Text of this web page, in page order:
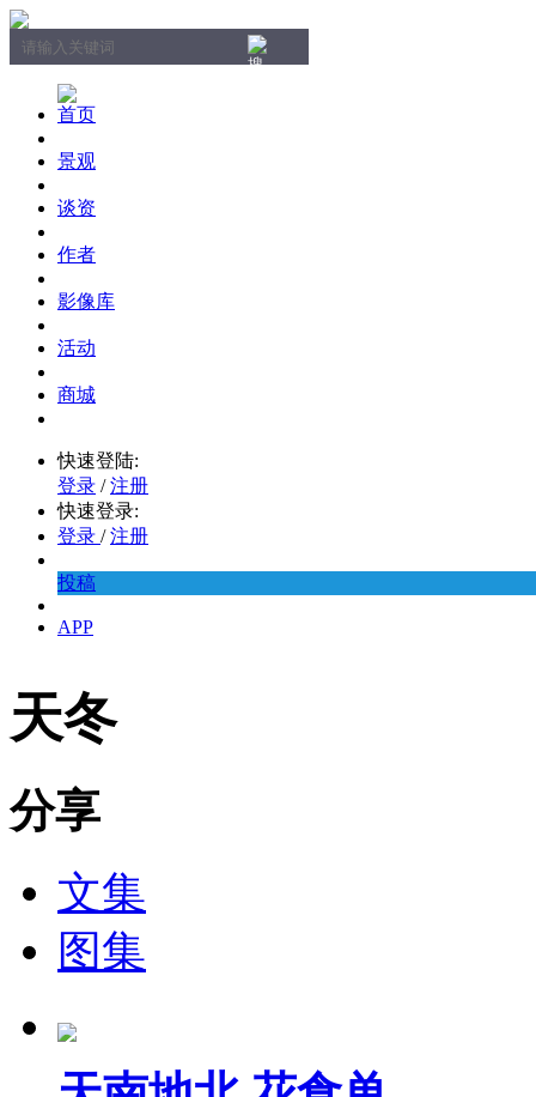
首页
景观
谈资
作者
影像库
活动
商城
快速登陆:
登录 / 注册
快速登录:
登录 / 注册
投稿
APP
天冬
分享
文集
图集